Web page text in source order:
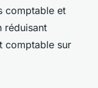
comptable et
réduisant
comptable sur